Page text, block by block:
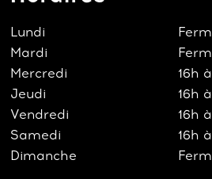
Lundi
Mardi
Mercredi
16h
Jeudi
16h
Vendredi
16h
Samedi
16h
Dimanche